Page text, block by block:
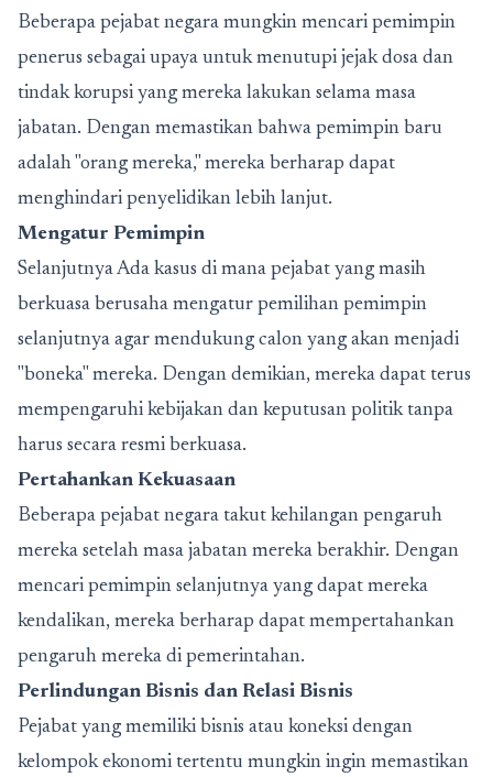
Beberapa pejabat negara mungkin mencari pemimpin
penerus sebagai upaya untuk menutupi jejak dosa dan
tindak korupsi yang mereka lakukan selama masa
jabatan. Dengan memastikan bahwa pemimpin baru
adalah "orang mereka," mereka berharap dapat
menghindari penyelidikan lebih lanjut.
Mengatur Pemimpin
Selanjutnya Ada kasus di mana pejabat yang masih
berkuasa berusaha mengatur pemilihan pemimpin
selanjutnya agar mendukung calon yang akan menjadi
"boneka" mereka. Dengan demikian, mereka dapat terus
mempengaruhi kebijakan dan keputusan politik tanpa
harus secara resmi berkuasa.
Pertahankan Kekuasaan
Beberapa pejabat negara takut kehilangan pengaruh
mereka setelah masa jabatan mereka berakhir. Dengan
mencari pemimpin selanjutnya yang dapat mereka
kendalikan, mereka berharap dapat mempertahankan
pengaruh mereka di pemerintahan.
Perlindungan Bisnis dan Relasi Bisnis
Pejabat yang memiliki bisnis atau koneksi dengan
kelompok ekonomi tertentu mungkin ingin memastikan